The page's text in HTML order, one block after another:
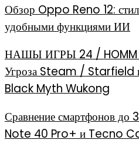
Обзор Oppo Reno 12:
удобными функциями ИИ
НАШЫ ИГРЫ 24 / HOMM 3
Угроза Steam / Starfield
Black Myth Wukong
Сравнение смартфонов
Note 40 Pro+ и Tecno